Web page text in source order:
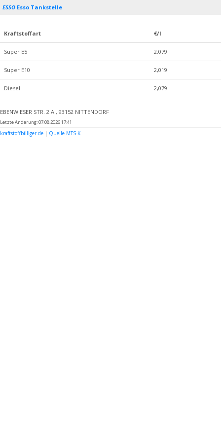
ESSO Esso Tankstelle
Kraftstoffart €/l
Super E5 2,079
Super E10 2,019
Diesel 2,079
EBENWIESER STR. 2 A , 93152 NITTENDORF
Letzte Änderung: 07.08.2026 17:41
kraftstoffbilliger.de | Quelle MTS-K